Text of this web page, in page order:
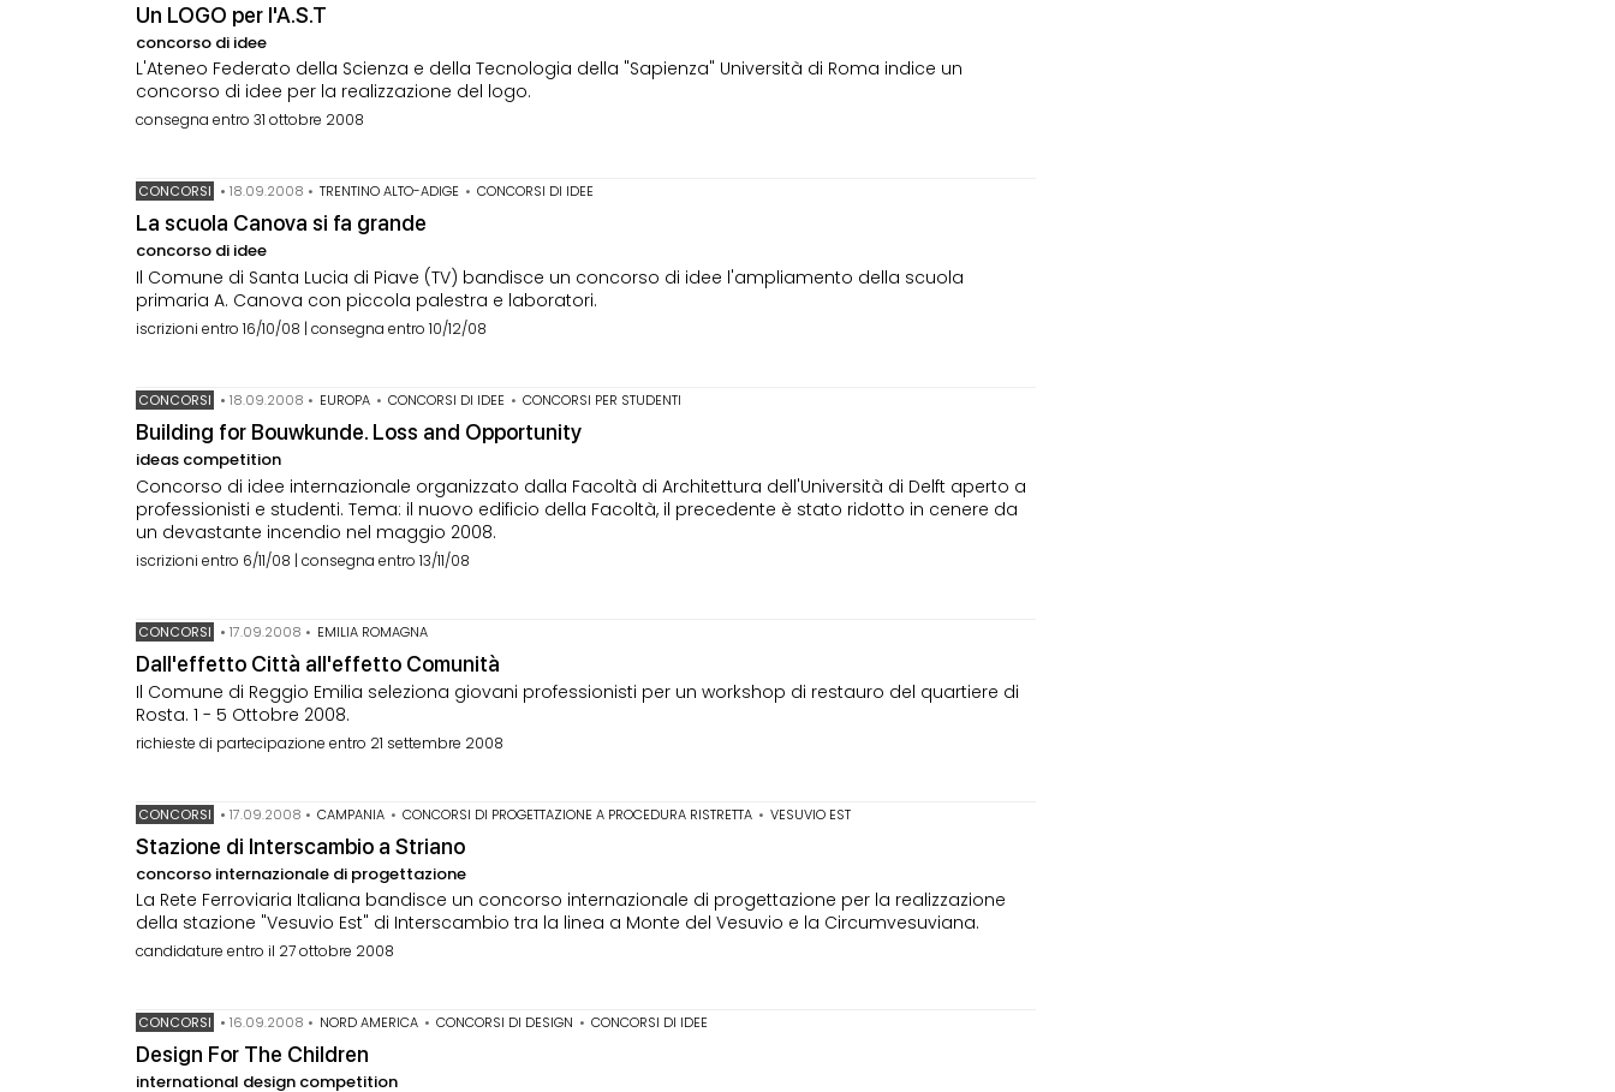
Un LOGO per l'A.S.T
concorso di idee
L'Ateneo Federato della Scienza e della Tecnologia della "Sapienza" Università di Roma indice un
concorso di idee per la realizzazione del logo.
consegna entro 31 ottobre 2008
CONCORSI •18.09.2008 • TRENTINO ALTO-ADIGE • CONCORSI DI IDEE
La scuola Canova si fa grande
concorso di idee
Il Comune di Santa Lucia di Piave (TV) bandisce un concorso di idee l'ampliamento della scuola
primaria A. Canova con piccola palestra e laboratori.
iscrizioni entro 16/10/08 | consegna entro 10/12/08
CONCORSI •18.09.2008 • EUROPA • CONCORSI DI IDEE • CONCORSI PER STUDENTI
Building for Bouwkunde. Loss and Opportunity
ideas competition
Concorso di idee internazionale organizzato dalla Facoltà di Architettura dell'Università di Delft aperto a
professionisti e studenti. Tema: il nuovo edificio della Facoltà, il precedente è stato ridotto in cenere da
un devastante incendio nel maggio 2008.
iscrizioni entro 6/11/08 | consegna entro 13/11/08
CONCORSI •17.09.2008 • EMILIA ROMAGNA
Dall'effetto Città all'effetto Comunità
Il Comune di Reggio Emilia seleziona giovani professionisti per un workshop di restauro del quartiere di
Rosta. 1 - 5 Ottobre 2008.
richieste di partecipazione entro 21 settembre 2008
CONCORSI •17.09.2008 • CAMPANIA • CONCORSI DI PROGETTAZIONE A PROCEDURA RISTRETTA • VESUVIO EST
Stazione di Interscambio a Striano
concorso internazionale di progettazione
La Rete Ferroviaria Italiana bandisce un concorso internazionale di progettazione per la realizzazione
della stazione "Vesuvio Est" di Interscambio tra la linea a Monte del Vesuvio e la Circumvesuviana.
candidature entro il 27 ottobre 2008
CONCORSI •16.09.2008 • NORD AMERICA • CONCORSI DI DESIGN • CONCORSI DI IDEE
Design For The Children
international design competition